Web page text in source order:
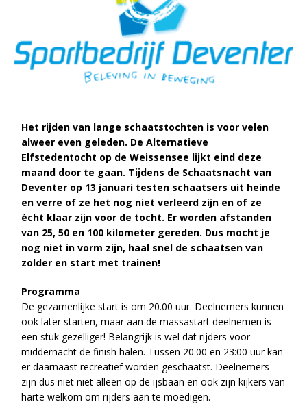
Het rijden van lange schaatstochten is voor velen
alweer even geleden. De Alternatieve
Elfstedentocht op de Weissensee lijkt eind deze
maand door te gaan. Tijdens de Schaatsnacht van
Deventer op 13 januari testen schaatsers uit heinde
en verre of ze het nog niet verleerd zijn en of ze
écht klaar zijn voor de tocht. Er worden afstanden
van 25, 50 en 100 kilometer gereden. Dus mocht je
nog niet in vorm zijn, haal snel de schaatsen van
zolder en start met trainen!
Programma
De gezamenlijke start is om 20.00 uur. Deelnemers kunnen
ook later starten, maar aan de massastart deelnemen is
een stuk gezelliger! Belangrijk is wel dat rijders voor
middernacht de finish halen. Tussen 20.00 en 23:00 uur kan
er daarnaast recreatief worden geschaatst. Deelnemers
zijn dus niet niet alleen op de ijsbaan en ook zijn kijkers van
harte welkom om rijders aan te moedigen.